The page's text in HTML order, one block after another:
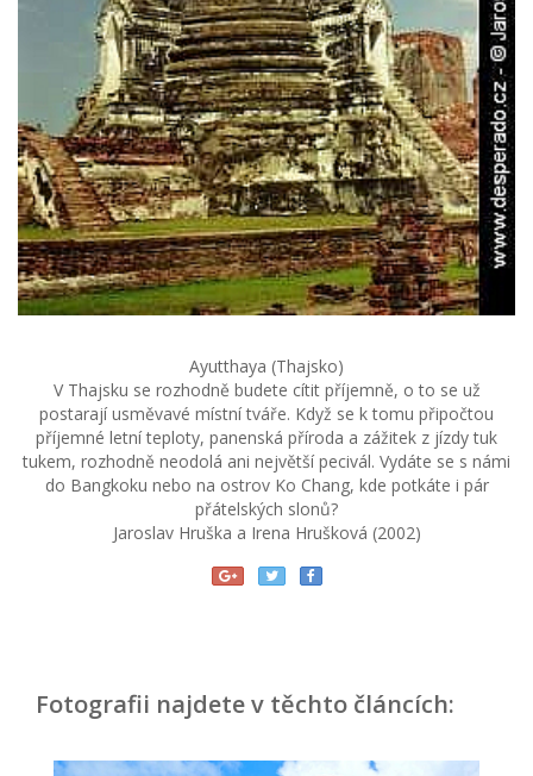
Ayutthaya (Thajsko)
V Thajsku se rozhodně budete cítit příjemně, o to se už
postarají usměvavé místní tváře. Když se k tomu připočtou
příjemné letní teploty, panenská příroda a zážitek z jízdy tuk
tukem, rozhodně neodolá ani největší pecivál. Vydáte se s námi
do Bangkoku nebo na ostrov Ko Chang, kde potkáte i pár
přátelských slonů?
Jaroslav Hruška a Irena Hrušková (2002)
Fotografii najdete v těchto článcích: